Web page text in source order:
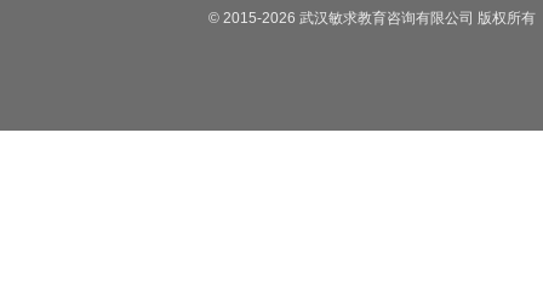
© 2015-2026 武汉敏求教育咨询有限公司 版权所有